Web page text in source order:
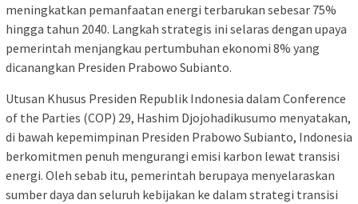
meningkatkan pemanfaatan energi terbarukan sebesar 75%
hingga tahun 2040. Langkah strategis ini selaras dengan upaya
pemerintah menjangkau pertumbuhan ekonomi 8% yang
dicanangkan Presiden Prabowo Subianto.
Utusan Khusus Presiden Republik Indonesia dalam Conference
of the Parties (COP) 29, Hashim Djojohadikusumo menyatakan,
di bawah kepemimpinan Presiden Prabowo Subianto, Indonesia
berkomitmen penuh mengurangi emisi karbon lewat transisi
energi. Oleh sebab itu, pemerintah berupaya menyelaraskan
sumber daya dan seluruh kebijakan ke dalam strategi transisi